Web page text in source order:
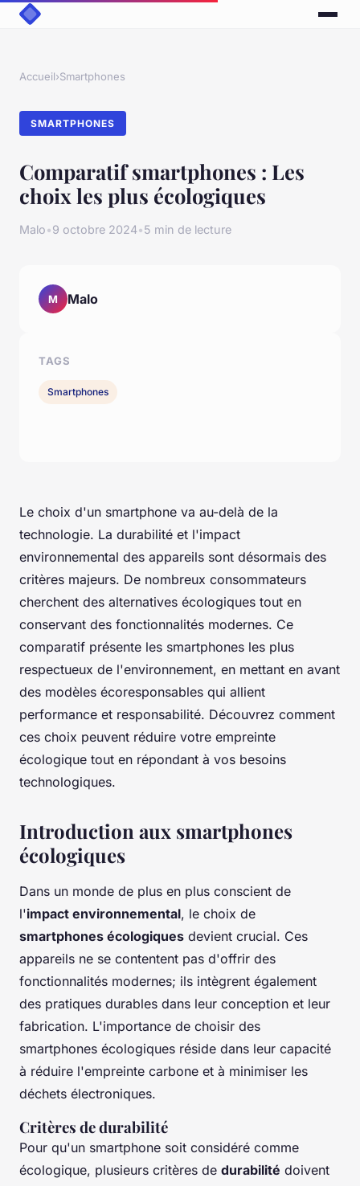
Accueil›Smartphones
SMARTPHONES
Comparatif smartphones : Les
choix les plus écologiques
Malo•9 octobre 2024•5 min de lecture
Le choix d'un smartphone va au-delà de la
technologie. La durabilité et l'impact
environnemental des appareils sont désormais des
critères majeurs. De nombreux consommateurs
cherchent des alternatives écologiques tout en
conservant des fonctionnalités modernes. Ce
comparatif présente les smartphones les plus
respectueux de l'environnement, en mettant en avant
des modèles écoresponsables qui allient
performance et responsabilité. Découvrez comment
ces choix peuvent réduire votre empreinte
écologique tout en répondant à vos besoins
technologiques.
Introduction aux smartphones
écologiques
Dans un monde de plus en plus conscient de
l'impact environnemental, le choix de
smartphones écologiques devient crucial. Ces
appareils ne se contentent pas d'offrir des
fonctionnalités modernes; ils intègrent également
des pratiques durables dans leur conception et leur
fabrication. L'importance de choisir des
smartphones écologiques réside dans leur capacité
à réduire l'empreinte carbone et à minimiser les
déchets électroniques.
Critères de durabilité
Pour qu'un smartphone soit considéré comme
écologique, plusieurs critères de durabilité doivent
M Malo
TAGS
Smartphones